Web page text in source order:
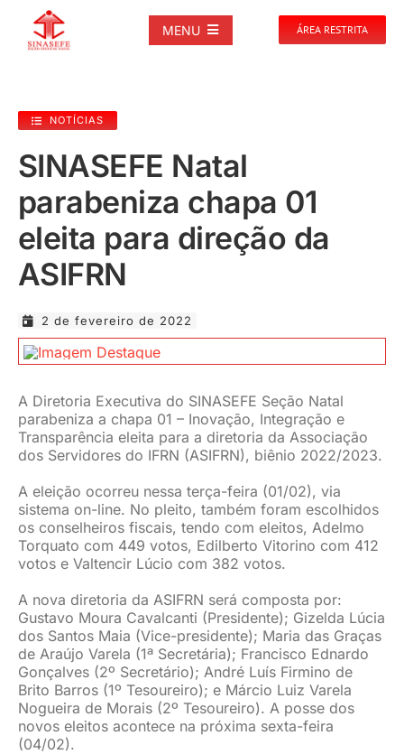
MENU
NOTÍCIAS
PUBLICAÇÕES
DOCUMENTOS
GALERIAS
JURÍDICO
CLUBE
CONTATO
ÁREA RESTRITA
NOTÍCIAS
SINASEFE Natal
parabeniza chapa 01
eleita para direção da
ASIFRN
2 de fevereiro de 2022
A Diretoria Executiva do SINASEFE Seção Natal
parabeniza a chapa 01 – Inovação, Integração e
Transparência eleita para a diretoria da Associação
dos Servidores do IFRN (ASIFRN), biênio 2022/2023.
A eleição ocorreu nessa terça-feira (01/02), via
sistema on-line. No pleito, também foram escolhidos
os conselheiros fiscais, tendo com eleitos, Adelmo
Torquato com 449 votos, Edilberto Vitorino com 412
votos e Valtencir Lúcio com 382 votos.
A nova diretoria da ASIFRN será composta por:
Gustavo Moura Cavalcanti (Presidente); Gizelda Lúcia
dos Santos Maia (Vice-presidente); Maria das Graças
de Araújo Varela (1ª Secretária); Francisco Ednardo
Gonçalves (2º Secretário); André Luís Firmino de
Brito Barros (1º Tesoureiro); e Márcio Luiz Varela
Nogueira de Morais (2º Tesoureiro). A posse dos
novos eleitos acontece na próxima sexta-feira
(04/02).